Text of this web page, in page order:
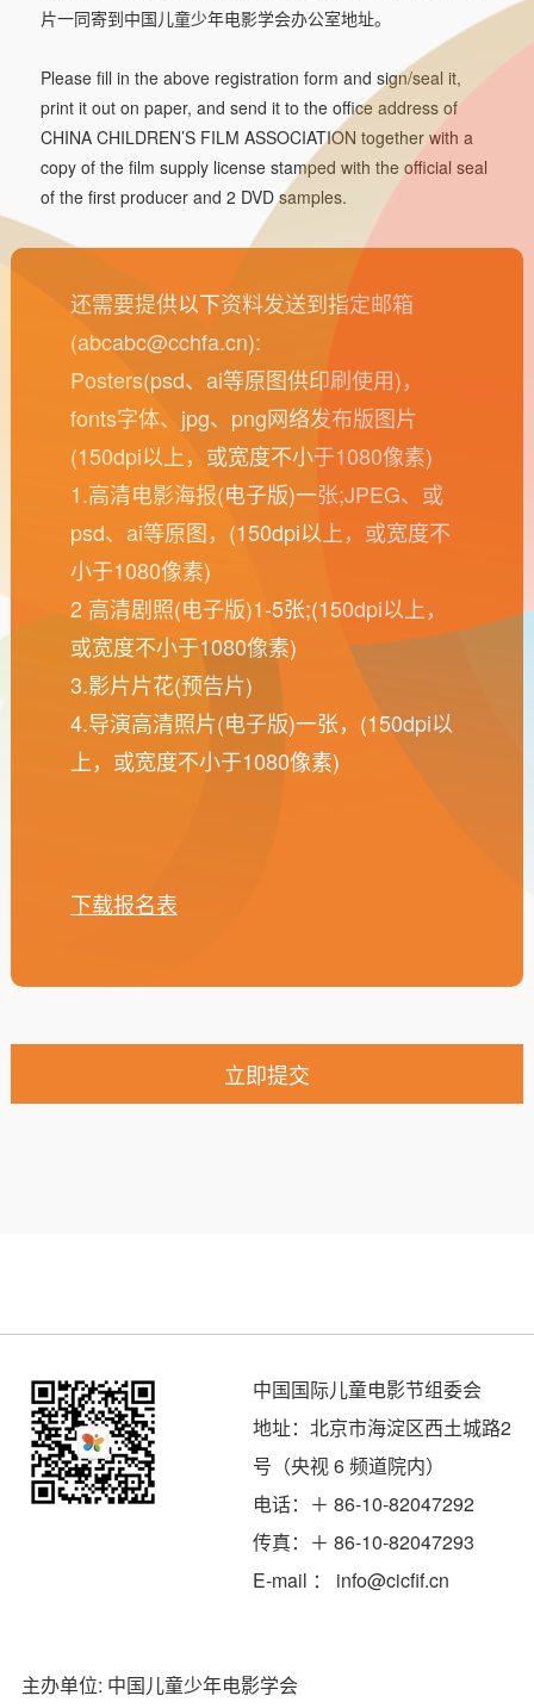
片一同寄到中国儿童少年电影学会办公室地址。
Please fill in the above registration form and sign/seal it,
print it out on paper, and send it to the office address of
CHINA CHILDREN’S FILM ASSOCIATION together with a
copy of the film supply license stamped with the official seal
of the first producer and 2 DVD samples.
还需要提供以下资料发送到指定邮箱
(abcabc@cchfa.cn):
Posters(psd、ai等原图供印刷使用)，
fonts字体、jpg、png网络发布版图片
(150dpi以上，或宽度不小于1080像素)
1.高清电影海报(电子版)一张;JPEG、或
psd、ai等原图，(150dpi以上，或宽度不
小于1080像素)
2 高清剧照(电子版)1-5张;(150dpi以上，
或宽度不小于1080像素)
3.影片片花(预告片)
4.导演高清照片(电子版)一张，(150dpi以
上，或宽度不小于1080像素)
下载报名表
立即提交
中国国际儿童电影节组委会
地址：北京市海淀区西土城路2
号（央视 6 频道院内）
电话：＋ 86-10-82047292
传真：＋ 86-10-82047293
E-mail ： info@cicfif.cn
主办单位: 中国儿童少年电影学会